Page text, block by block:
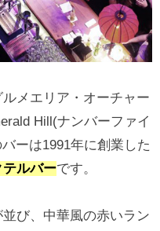
メエリア・オーチャー
Hill(ナンバーファイ
ーは1991年に創業した
ルバーです。
び、中華風の赤いラン